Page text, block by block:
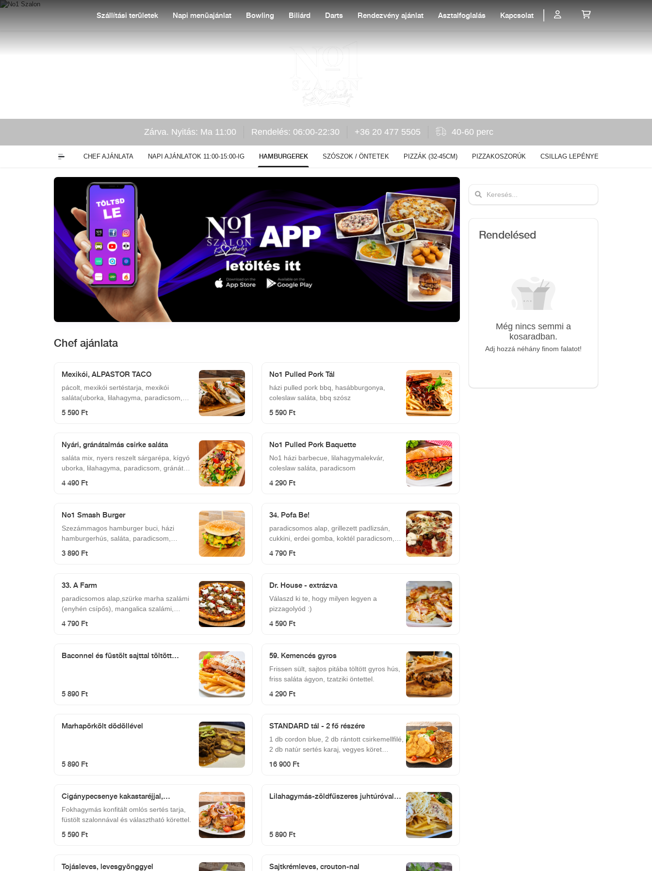
Szállítási területek Napi menüajánlat Bowling Biliárd Darts Rendezvény ajánlat Asztalfoglalás Kapcsolat
Zárva. Nyitás: Ma 11:00 Rendelés: 06:00-22:30 +36 20 477 5505 40-60 perc
CHEF AJÁNLATA NAPI AJÁNLATOK 11:00-15:00-IG HAMBURGEREK SZÓSZOK / ÖNTETEK PIZZÁK (32-45CM) PIZZAKOSZORÚK CSILLAG LEPÉNYEK
Chef ajánlata
Mexikói, ALPASTOR TACO
pácolt, mexikói sertéstarja, mexikói
saláta(uborka, lilahagyma, paradicsom,
tajin), fokhagymás tejföl Hozzá
5 590 Ft
No1 Pulled Pork Tál
házi pulled pork bbq, hasábburgonya,
coleslaw saláta, bbq szósz
5 590 Ft
Nyári, gránátalmás csirke saláta
saláta mix, nyers reszelt sárgarépa, kígyó
uborka, lilahagyma, paradicsom, gránát
toast, reszelt narancshéj, aprított menta,
4 490 Ft
No1 Pulled Pork Baquette
No1 házi barbecue, lilahagymalekvár,
coleslaw saláta, paradicsom
4 290 Ft
No1 Smash Burger
Szezámmagos hamburger buci, házi
hamburgerhús, saláta, paradicsom,
cheddar sajt
3 890 Ft
34. Pofa Be!
paradicsomos alap, grillezett padlizsán,
cukkini, erdei gomba, koktél paradicsom,
(krémes, bivaly mozzarella), mozzarella
4 790 Ft
33. A Farm
paradicsomos alap,szürke marha szalámi
(enyhén csípős), mangalica szalámi,
mozzarella), mozzarella, koktél paradicsom
4 790 Ft
Dr. House - extrázva
Válaszd ki te, hogy milyen legyen a
pizzagolyód :)
4 590 Ft
Baconnel és füstölt sajttal töltött
5 890 Ft
59. Kemencés gyros
Frissen sült, sajtos pitába töltött gyros hús,
friss saláta ágyon, tzatziki öntettel.
4 290 Ft
Marhapörkölt dödöllével
5 890 Ft
STANDARD tál - 2 fő részére
1 db cordon blue, 2 db rántott csirkemellfilé,
2 db natúr sertés karaj, vegyes köret
16 900 Ft
Cigánypecsenye kakastaréjjal,
Fokhagymás konfitált omlós sertés tarja,
füstölt szalonnával és választható körettel.
5 590 Ft
Lilahagymás-zöldfűszeres juhtúróval
5 890 Ft
Tojásleves, levesgyönggyel Sajtkrémleves, crouton-nal
Rendelésed
Még nincs semmi a
kosaradban.
Adj hozzá néhány finom falatot!